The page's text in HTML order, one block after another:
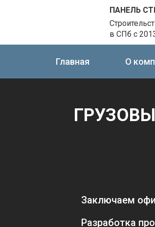
ПАНЕЛЬ
в СПб с
Главная О
Заключаем
Разработка